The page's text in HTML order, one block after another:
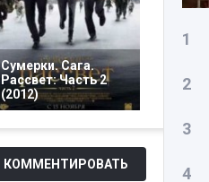
Сумерки. Сага.
Рассвет: Часть 2
(2012)
КОММЕНТИРОВАТЬ